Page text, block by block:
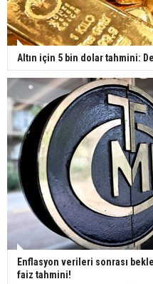
Altın için 5 bin dolar tahmini:
Enflasyon verileri sonrası
faiz tahmini!